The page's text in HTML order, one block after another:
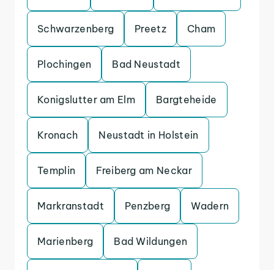
Schwarzenberg Preetz Cham
Plochingen Bad Neustadt
Konigslutter am Elm Bargteheide
Kronach Neustadt in Holstein
Templin Freiberg am Neckar
Markranstadt Penzberg Wadern
Marienberg Bad Wildungen